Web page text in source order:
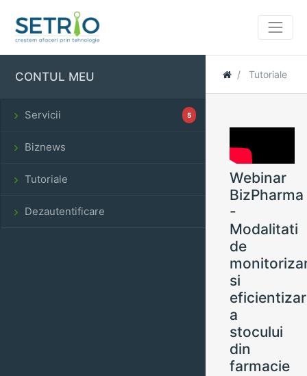
Tutoriale
CONTUL MEU
Servicii 5
Biznews
Tutoriale
Dezautentificare
Webinar
BizPharma
-
Modalitati
de
si
a
stocului
din
farmacie